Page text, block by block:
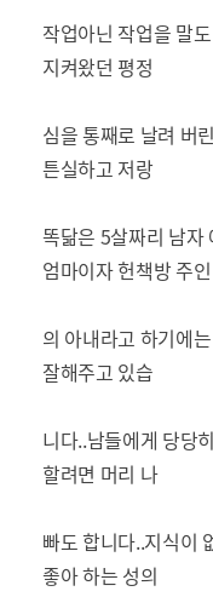
작업아닌 작업을 말
지켜왔던 평정
심을 통째로 날려 버
튼실하고 저랑
똑닮은 5살짜리 남자
엄마이자 헌책방 주인
의 아내라고 하기에
잘해주고 있습
니다..남들에게 당당
할려면 머리 나
빠도 합니다..지식이
좋아 하는 성의